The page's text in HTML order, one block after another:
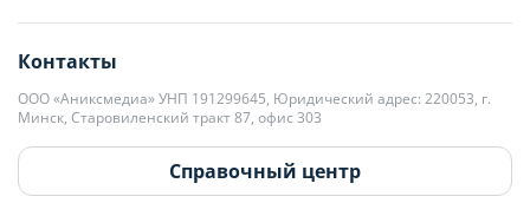
editor@domovita.by
Мы принимаем звонки и отвечаем на письма в будние дни с 9:00 до
18:00.
+375 29 563-15-61 Кристина Филюта
kb@domovita.by
+375 29 179-11-28 Владислав Гладченко
vg@domovita.by
Контакты
ООО «Аниксмедиа» УНП 191299645, Юридический адрес: 220053, г.
Минск, Старовиленский тракт 87, офис 303
Справочный центр